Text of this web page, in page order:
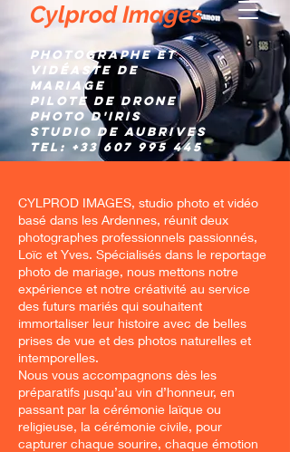
Cylprod Images
Photographe et
Vidéaste de
mariage
Pilote de Drone
Photo d'IRIS
Studio de AUBRIVES
TEL: +33 607 995 445
CYLPROD IMAGES, studio photo et vidéo
basé dans les Ardennes, réunit deux
photographes professionnels passionnés,
Loïc et Yves. Spécialisés dans le reportage
photo de mariage, nous mettons notre
expérience et notre créativité au service
des futurs mariés qui souhaitent
immortaliser leur histoire avec de belles
prises de vue et des photos naturelles et
intemporelles.
Nous vous accompagnons dès les
préparatifs jusqu’au vin d’honneur, en
passant par la cérémonie laïque ou
religieuse, la cérémonie civile, pour
capturer chaque sourire, chaque émotion